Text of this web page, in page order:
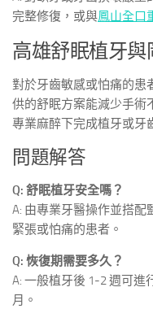
完整修復，或與鳳山全口
高雄舒眠植牙
對於牙齒敏感或怕痛的患
供的舒眠方案能減少手術
專業麻醉下完成植牙或牙
問題解答
Q: 舒眠植牙安全嗎？
A: 由專業牙醫操作並搭
緊張或怕痛的患者。
Q: 恢復期需要多久？
A: 一般植牙後 1-2 週可進
月。